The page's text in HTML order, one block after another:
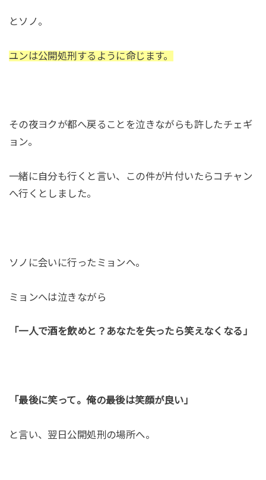
とソノ。
ユンは公開処刑するように命じます。
その夜ヨクが都へ戻ることを泣きながらも許したチェギ
ョン。
一緒に自分も行くと言い、この件が片付いたらコチャン
へ行くとしました。
ソノに会いに行ったミョンへ。
ミョンへは泣きながら
「一人で酒を飲めと？あなたを失ったら笑えなくなる」
「最後に笑って。俺の最後は笑顔が良い」
と言い、翌日公開処刑の場所へ。